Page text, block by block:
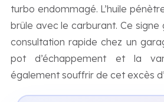
turbo endommagé. L’huile
brûle avec le carburant. Ce signe
consultation rapide chez un
pot d’échappement et la
également souffrir de cet excès